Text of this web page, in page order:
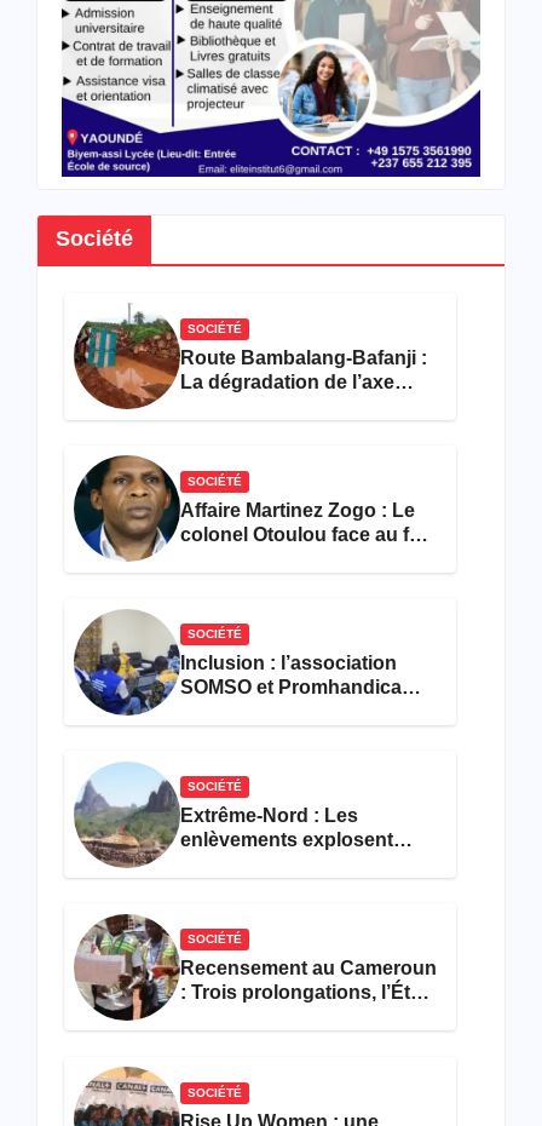
en
hôtell
erie-
restau
ration
Société
SOCIÉTÉ
Route Bambalang-Bafanji :
La dégradation de l’axe
SOCIÉTÉ
Affaire Martinez Zogo : Le
colonel Otoulou face au feu
SOCIÉTÉ
Inclusion : l’association
SOMSO et Promhandicam
SOCIÉTÉ
Extrême-Nord : Les
enlèvements explosent
SOCIÉTÉ
Recensement au Cameroun
: Trois prolongations, l’État
SOCIÉTÉ
Rise Up Women : une